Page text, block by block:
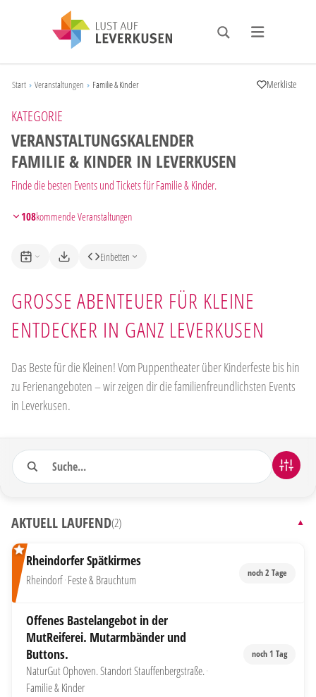
Start › Veranstaltungen › Familie & Kinder Merkliste
KATEGORIE
VERANSTALTUNGSKALENDER
FAMILIE & KINDER IN LEVERKUSEN
Finde die besten Events und Tickets für Familie & Kinder.
108kommende Veranstaltungen
Einbetten
GROSSE ABENTEUER FÜR KLEINE E
NTDECKER IN GANZ LEVERKUSEN
Das Beste für die Kleinen! Vom Puppentheater über Kinderfeste bis hin
zu Ferienangeboten – wir zeigen dir die familienfreundlichsten Events
in Leverkusen.
Suche
106 Veranstaltungen gefunden
AKTUELL LAUFEND(2) ▼
Rheindorfer Spätkirmes
Rheindorf·Feste & Brauchtum noch 2 Tage
Offenes Bastelangebot in der
MutReiferei. Mutarmbänder und
Buttons.
NaturGut Ophoven. Standort Stauffenbergstraße.·
Familie & Kinder
noch 1 Tag